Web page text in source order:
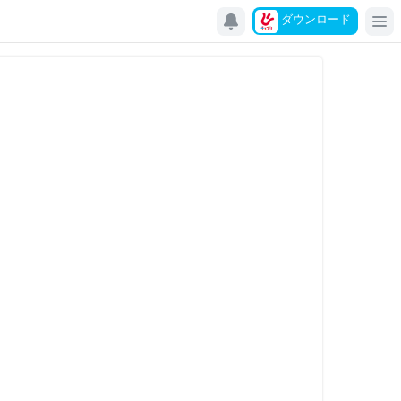
ダウンロード